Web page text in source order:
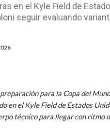
en el Kyle Field de
seguir evaluando
para la Copa del
en el Kyle Field de Estados
técnico para llegar con ritmo